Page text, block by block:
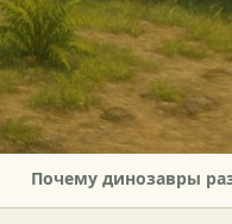
Почему динозавры